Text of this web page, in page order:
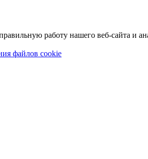
работу нашего веб-сайта и
файлов cookie